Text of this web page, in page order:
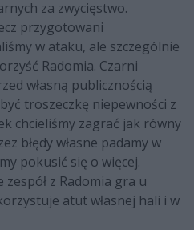
za zwycięstwo.
przygotowani
w ataku, ale szczególnie
Radomia. Czarni
własną publicznością
troszeczkę niepewności z
chcieliśmy zagrać jak równy
błędy własne padamy w
pokusić się o więcej.
z Radomia gra u
atut własnej hali i w